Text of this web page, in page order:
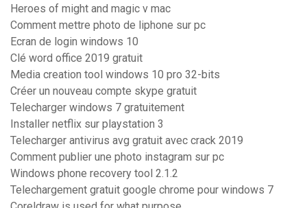
Heroes of might and magic v mac
Comment mettre photo de liphone sur pc
Ecran de login windows 10
Clé word office 2019 gratuit
Media creation tool windows 10 pro 32-bits
Créer un nouveau compte skype gratuit
Telecharger windows 7 gratuitement
Installer netflix sur playstation 3
Telecharger antivirus avg gratuit avec crack 2019
Comment publier une photo instagram sur pc
Windows phone recovery tool 2.1.2
Telechargement gratuit google chrome pour windows 7